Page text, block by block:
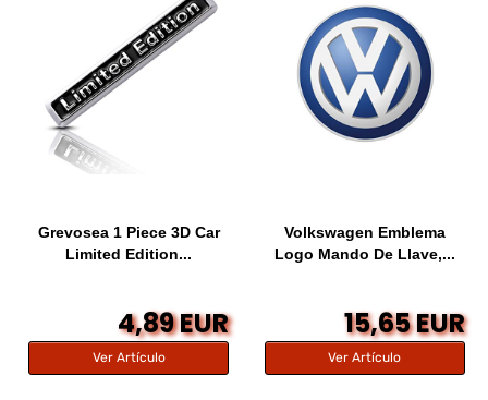
Grevosea 1 Piece 3D Car
Limited Edition...
4,89 EUR
Ver Artículo
Volkswagen Emblema
Logo Mando De Llave,...
15,65 EUR
Ver Artículo